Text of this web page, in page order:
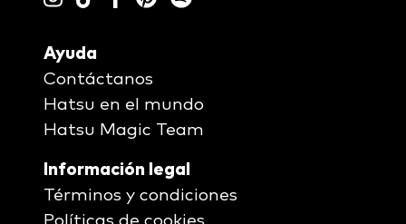
Ayuda
Contáctanos
Hatsu en el mundo
Hatsu Magic Team
Información legal
Términos y condiciones